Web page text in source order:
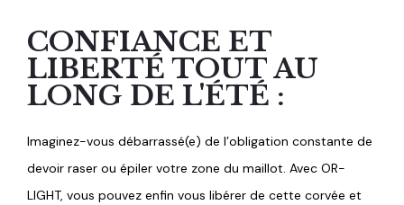
CONFIANCE ET
LIBERTÉ TOUT AU
LONG DE L'ÉTÉ :
Imaginez-vous débarrassé(e) de l’obligation constante de
devoir raser ou épiler votre zone du maillot. Avec OR-
LIGHT, vous pouvez enfin vous libérer de cette corvée et